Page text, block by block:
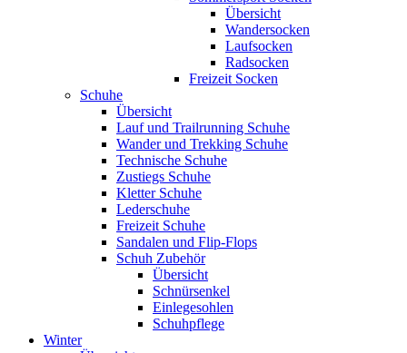
Übersicht
Wandersocken
Laufsocken
Radsocken
Freizeit Socken
Schuhe
Übersicht
Lauf und Trailrunning Schuhe
Wander und Trekking Schuhe
Technische Schuhe
Zustiegs Schuhe
Kletter Schuhe
Lederschuhe
Freizeit Schuhe
Sandalen und Flip-Flops
Schuh Zubehör
Übersicht
Schnürsenkel
Einlegesohlen
Schuhpflege
Winter